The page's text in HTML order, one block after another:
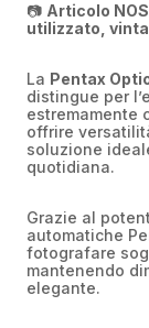
📷 Articolo
utilizzato,
La Pentax
distingue per
estremamente
offrire
soluzione
quotidiana.
Grazie al
automatiche
fotografare
mantenendo
elegante.